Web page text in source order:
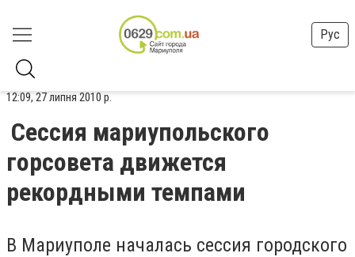
Рус
12:09, 27 липня 2010 р.
Сессия мариупольского
горсовета движется
рекордными темпами
В Мариуполе началась сессия городского